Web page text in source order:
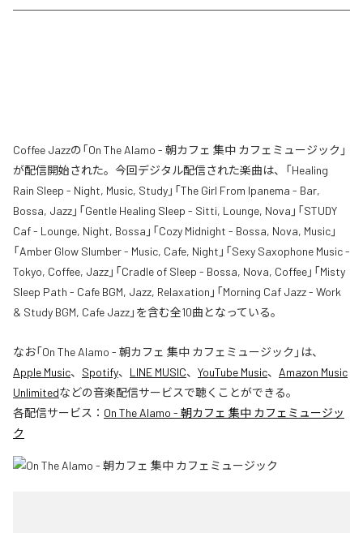
Coffee Jazzの「On The Alamo - 朝カフェ 集中 カフェミュージック」
が配信開始された。今回デジタル配信された楽曲は、「Healing
Rain Sleep - Night, Music, Study」「The Girl From Ipanema - Bar,
Bossa, Jazz」「Gentle Healing Sleep - Sitti, Lounge, Nova」「STUDY
Caf - Lounge, Night, Bossa」「Cozy Midnight - Bossa, Nova, Music」
「Amber Glow Slumber - Music, Cafe, Night」「Sexy Saxophone Music -
Tokyo, Coffee, Jazz」「Cradle of Sleep - Bossa, Nova, Coffee」「Misty
Sleep Path - Cafe BGM, Jazz, Relaxation」「Morning Caf Jazz - Work
& Study BGM, Cafe Jazz」を含む全10曲となっている。
なお「On The Alamo - 朝カフェ 集中 カフェミュージック 」は、
Apple Music、 Spotify、 LINE MUSIC、 YouTube Music、 Amazon Music
Unlimitedなどの音楽配信サービスで聴くことができる。
各配信サービス： On The Alamo - 朝カフェ 集中 カフェミュージッ
ク